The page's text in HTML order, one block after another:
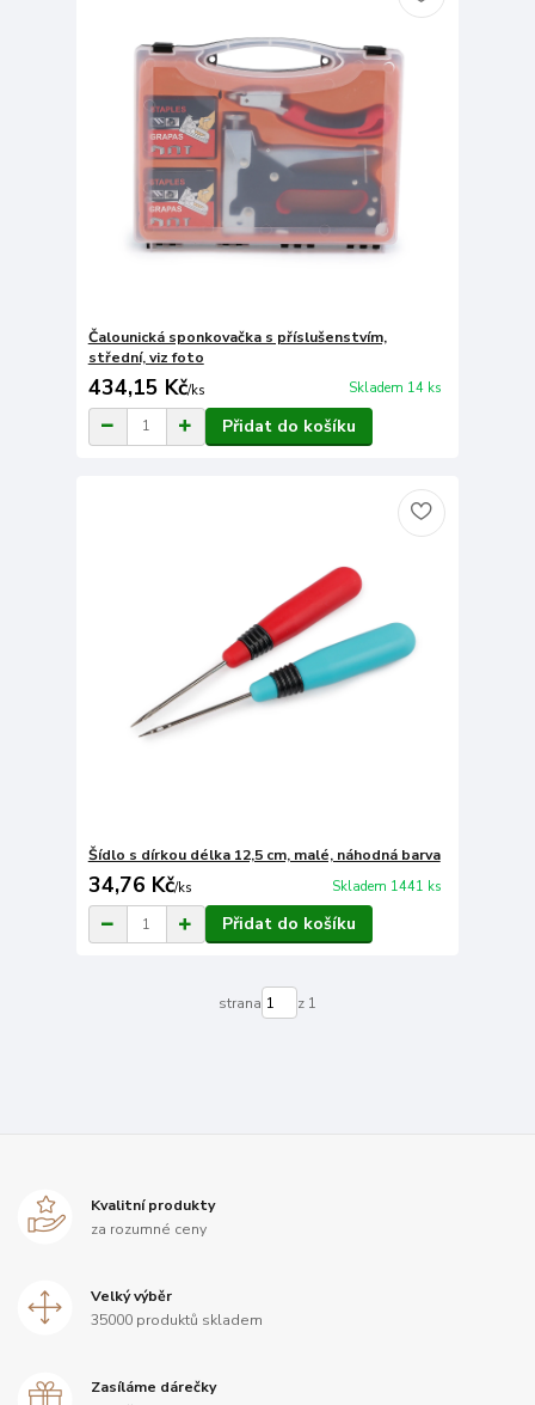
Čalounická sponkovačka s příslušenstvím,
střední, viz foto
434,15 Kč/ks Skladem 14 ks
Přidat do košíku
Šídlo s dírkou délka 12,5 cm, malé, náhodná barva
34,76 Kč/ks Skladem 1441 ks
Přidat do košíku
strana z 1
Kvalitní produkty
za rozumné ceny
Velký výběr
35000 produktů skladem
Zasíláme dárečky